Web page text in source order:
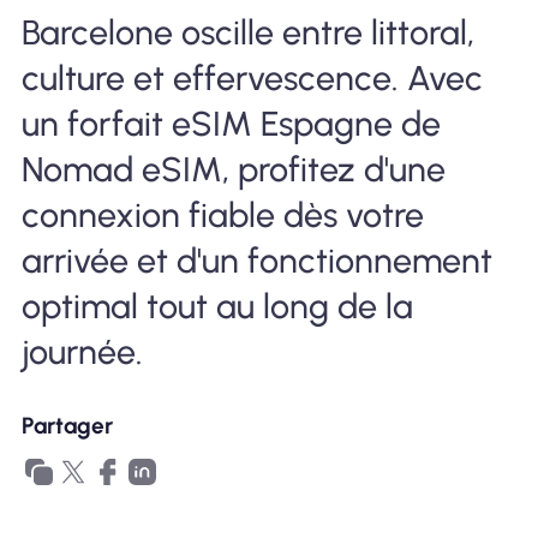
Barcelone oscille entre littoral,
culture et effervescence. Avec
un forfait eSIM Espagne de
Nomad eSIM, profitez d'une
connexion fiable dès votre
arrivée et d'un fonctionnement
optimal tout au long de la
journée.
Partager